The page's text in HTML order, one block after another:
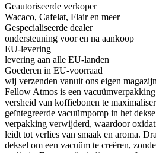
Geautoriseerde verkoper
Wacaco, Cafelat, Flair en meer
Gespecialiseerde dealer
ondersteuning voor en na aankoop
EU-levering
levering aan alle EU-landen
Goederen in EU-voorraad
wij verzenden vanuit ons eigen magazijn
Fellow Atmos is een
versheid van koffiebonen te
geïntegreerde vacuümpomp in het
verpakking verwijderd, waardoor
leidt tot verlies van smaak en aroma.
deksel om een vacuüm te creëren,